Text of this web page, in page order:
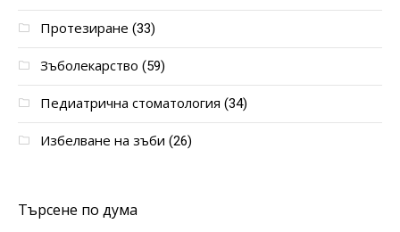
Протезиране (33)
Зъболекарство (59)
Педиатрична стоматология (34)
Избелване на зъби (26)
Търсене по дума